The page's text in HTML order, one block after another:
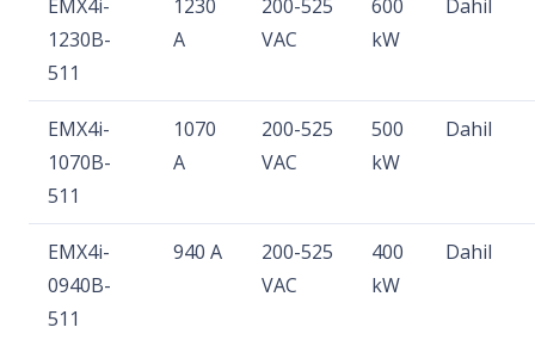
EMX4i-
1230B-
511
1230
A
200-525
VAC
600
kW
Dahil
EMX4i-
1070B-
511
1070
A
200-525
VAC
500
kW
Dahil
EMX4i-
0940B-
511
940 A
200-525
VAC
400
kW
Dahil